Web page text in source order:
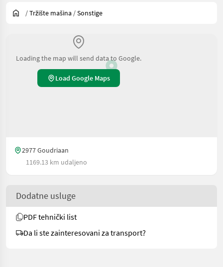
/Tržište mašina /Sonstige
Loading the map will send data to Google.
Load Google Maps
2977 Goudriaan
1169.13 km udaljeno
Dodatne usluge
PDF tehnički list
Da li ste zainteresovani za transport?